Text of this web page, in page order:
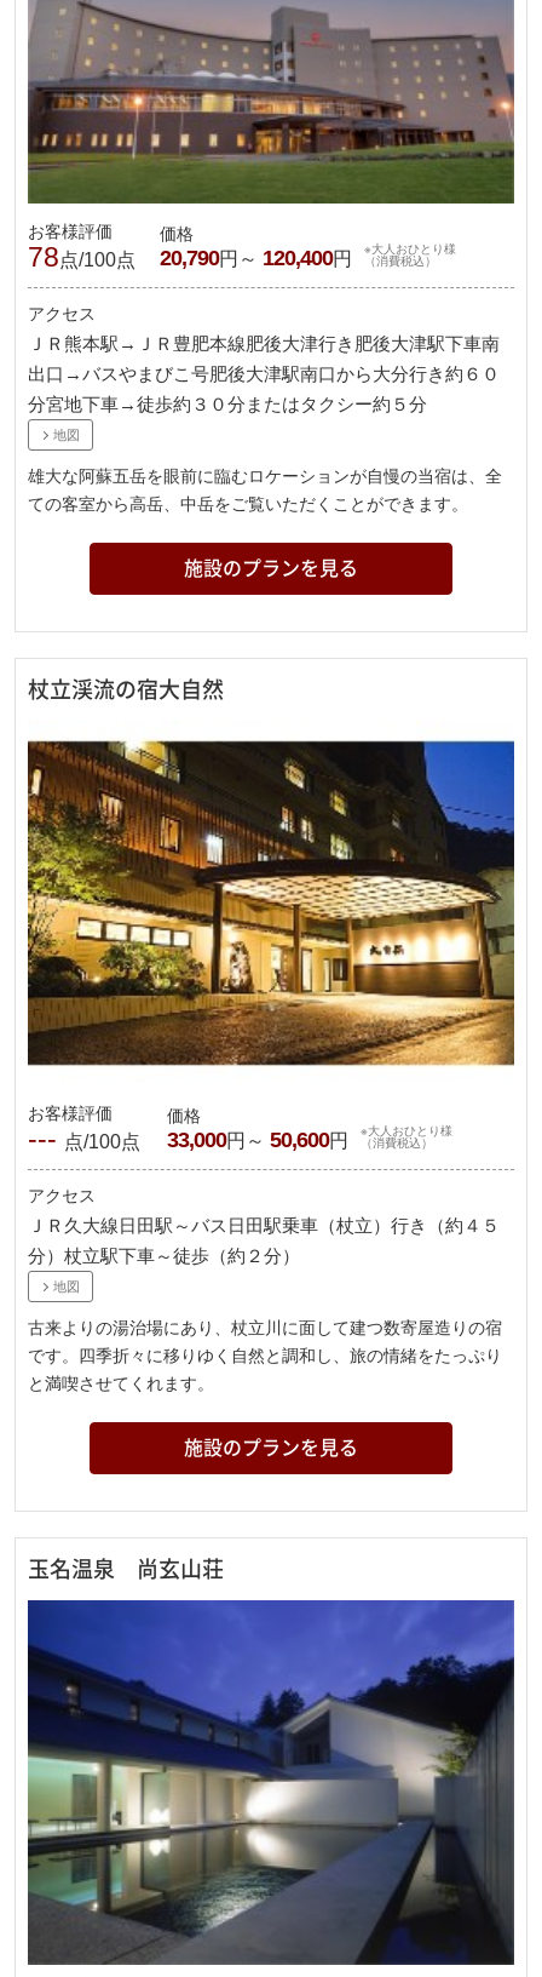
お客様評価
78点/100点
価格
20,790円～ 120,400円
※大人おひとり様
（消費税込）
アクセス
ＪＲ熊本駅→ＪＲ豊肥本線肥後大津行き肥後大津駅下車南
出口→バスやまびこ号肥後大津駅南口から大分行き約６０
分宮地下車→徒歩約３０分またはタクシー約５分
地図
雄大な阿蘇五岳を眼前に臨むロケーションが自慢の当宿は、全
ての客室から高岳、中岳をご覧いただくことができます。
施設のプランを見る
杖立渓流の宿大自然
お客様評価
--- 点/100点
価格
33,000円～ 50,600円
※大人おひとり様
（消費税込）
アクセス
ＪＲ久大線日田駅～バス日田駅乗車（杖立）行き（約４５
分）杖立駅下車～徒歩（約２分）
地図
古来よりの湯治場にあり、杖立川に面して建つ数寄屋造りの宿
です。四季折々に移りゆく自然と調和し、旅の情緒をたっぷり
と満喫させてくれます。
施設のプランを見る
玉名温泉 尚玄山荘